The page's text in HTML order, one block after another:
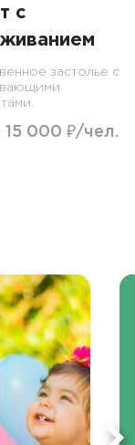
с
застолье с
15 000 ₽/чел.